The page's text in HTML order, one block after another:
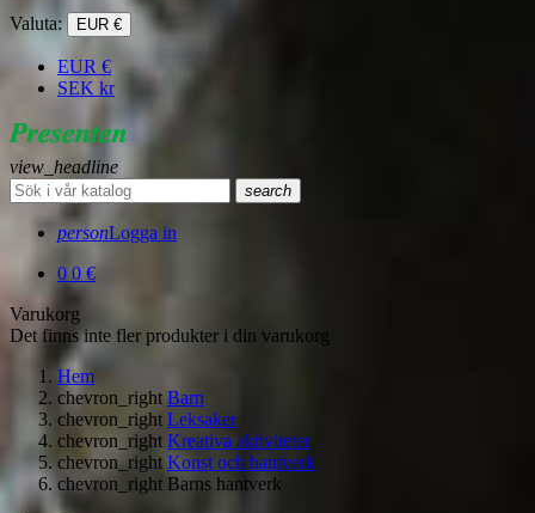
Valuta: EUR €
EUR €
SEK kr
view_headline
search
personLogga in
0 0 €
Varukorg
Det finns inte fler produkter i din varukorg
Hem
chevron_right Barn
chevron_right Leksaker
chevron_right Kreativa aktiviteter
chevron_right Konst och hantverk
chevron_right Barns hantverk